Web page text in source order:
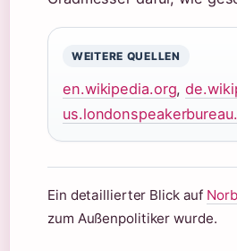
WEITERE QUELLEN
en.wikipedia.org,
Ein detaillierter Blick auf
zum Außenpolitiker wurde.